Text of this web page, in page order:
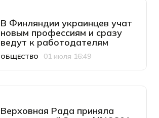
В Финляндии украинцев учат
новым профессиям и сразу
ведут к работодателям
Категория
ОБЩЕСТВО
Дата публикации
01 июля 16:49
Верховная Рада приняла